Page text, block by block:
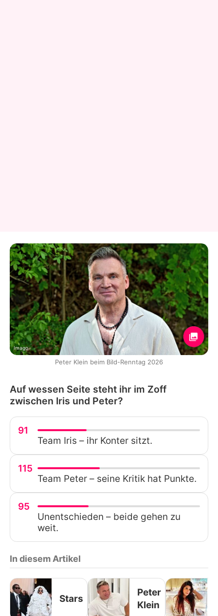
Imago
Peter Klein beim Bild-Renntag 2026
Auf wessen Seite steht ihr im Zoff
zwischen Iris und Peter?
91
Team Iris – ihr Konter sitzt.
115
Team Peter – seine Kritik hat Punkte.
95
Unentschieden – beide gehen zu
weit.
In diesem Artikel
Stars
Peter
Klein